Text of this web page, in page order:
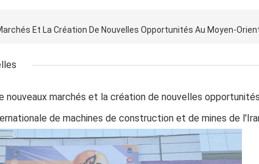
nouveaux marchés et la création de nouvelles
de machines de construction et de mines de